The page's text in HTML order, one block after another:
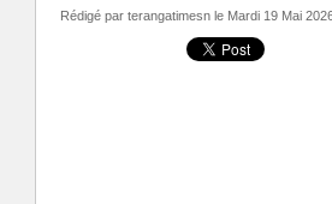
Rédigé par terangatimesnle Mardi 19 Mai